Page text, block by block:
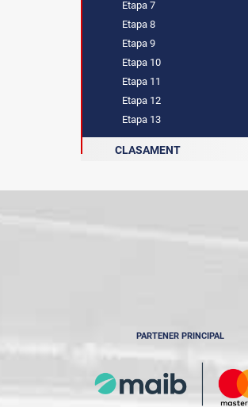
Etapa 7
Etapa 8
Etapa 9
Etapa 10
Etapa 11
Etapa 12
Etapa 13
CLASAMENT
PARTENER PRINCIPAL